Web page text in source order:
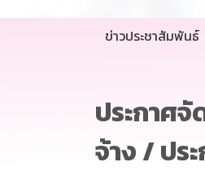
ข่าวประชาสัมพันธ์
ประกาศ
จ้าง / ปร